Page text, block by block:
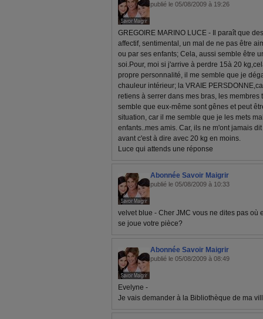
publié le 05/08/2009 à 19:26
GREGOIRE MARINO LUCE - Il paraît que
affectif, sentimental, un mal de ne pas être
ou par ses enfants; Cela, aussi semble être
soi.Pour, moi si j'arrive à perdre 15à 20
propre personnalité, il me semble que je
chauleur intérieur; la VRAIE
retiens à serrer dans mes bras, les
semble que eux-même sont gênes et peut
situation, car il me semble que je les mets
enfants..mes amis. Car, ils ne m'ont jamais
avant c'est à dire avec 20 kg en moins.
Luce qui attends une réponse
Abonnée Savoir Maigrir
publié le 05/08/2009 à 10:33
velvet blue - Cher JMC vous ne dites pas où
se joue votre pièce?
Abonnée Savoir Maigrir
publié le 05/08/2009 à 08:49
Evelyne -
Je vais demander à la Bibliothèque de ma